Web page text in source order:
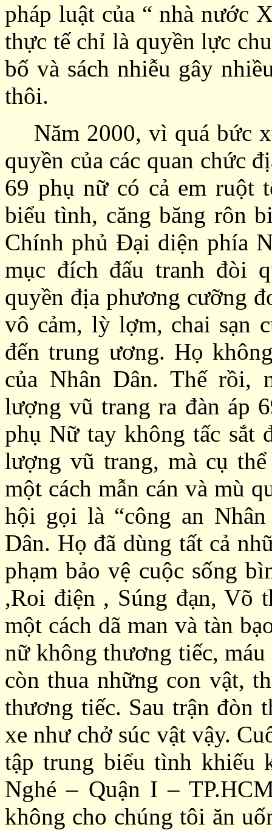
pháp luật của “ nhà nước
thực tế chỉ là quyền lực
bố và sách nhiễu gây
thôi.
Năm 2000, vì quá bức
quyền của các quan chức
69 phụ nữ có cả em
biểu tình, căng băng rôn
Chính phủ Đại diện phía
mục đích đấu tranh đòi
quyền địa phương cưỡng
vô cảm, lỳ lợm, chai sạn
đến trung ương. Họ
của Nhân Dân. Thế rồi,
lượng vũ trang ra đàn áp
phụ Nữ tay khôngtấc sắt
lượng vũ trang, mà cụ
một cách mẫn cán và mù
hội gọi là “công an
Dân. Họ đã dùng tất cả
phạm bảo vệ cuộc sống
,Roi điện , Súng đạn, Võ
một cách dã man và tàn
nữkhông thương tiếc,
còn thua những con vật,
thương tiếc. Sau trận đòn
xe như chở súc vật vậy.
tập trung biểu tình khiếu
Nghé – Quận I –
không cho chúng tôi ăn